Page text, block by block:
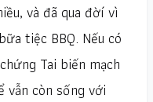
và đã qua đờí vì
tiệc BBQ. Nếu có
Tai biến mạch
vẫn còn sống với